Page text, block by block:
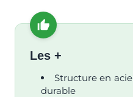
Les +
Structure en
durable